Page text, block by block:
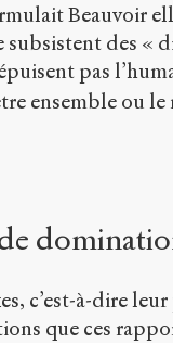
Beauvoir
des «
pas
ensemble ou
c’est-à-dire
que ces